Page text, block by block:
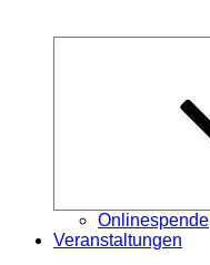
Onlinespende
Veranstaltungen